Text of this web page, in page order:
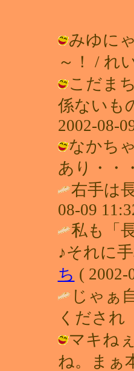
みゆに
～！ / れ
こだま
係ないも
2002-08-
なかち
あり・・
右手は
08-09
私も「
♪それに
ち ( 2002-
じゃぁ
くだされ
マキね
ね。まぁ